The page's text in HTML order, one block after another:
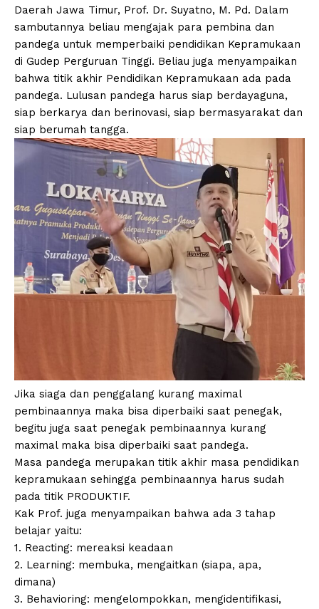
Daerah Jawa Timur, Prof. Dr. Suyatno, M. Pd. Dalam
sambutannya beliau mengajak para pembina dan
pandega untuk memperbaiki pendidikan Kepramukaan
di Gudep Perguruan Tinggi. Beliau juga menyampaikan
bahwa titik akhir Pendidikan Kepramukaan ada pada
pandega. Lulusan pandega harus siap berdayaguna,
siap berkarya dan berinovasi, siap bermasyarakat dan
siap berumah tangga.
Jika siaga dan penggalang kurang maximal
pembinaannya maka bisa diperbaiki saat penegak,
begitu juga saat penegak pembinaannya kurang
maximal maka bisa diperbaiki saat pandega.
Masa pandega merupakan titik akhir masa pendidikan
kepramukaan sehingga pembinaannya harus sudah
pada titik PRODUKTIF.
Kak Prof. juga menyampaikan bahwa ada 3 tahap
belajar yaitu:
1. Reacting: mereaksi keadaan
2. Learning: membuka, mengaitkan (siapa, apa,
dimana)
3. Behavioring: mengelompokkan, mengidentifikasi,